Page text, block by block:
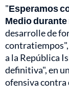
"Esperamos
Medio
desarrolle de
contratiempos",
a la República
definitiva", en
ofensiva contra